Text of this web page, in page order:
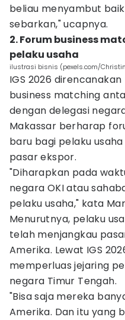
beliau menyambut
sebarkan," ucapnya.
2. Forum business
pelaku usaha
ilustrasi bisnis (pexels.com/
IGS 2026
business matching
dengan delegasi
Makassar berharap
baru bagi pelaku
pasar ekspor.
"Diharapkan pada
negara OKI atau
pelaku usaha," kata
Menurutnya, pelaku
telah menjangkau
Amerika. Lewat IGS
memperluas jejaring
negara Timur Tengah.
"Bisa saja mereka
Amerika. Dan itu yang